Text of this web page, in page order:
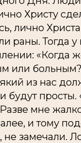
Христу
лично
раны. Тогда
или
из нас
будут
мне
и тому
не замечали.